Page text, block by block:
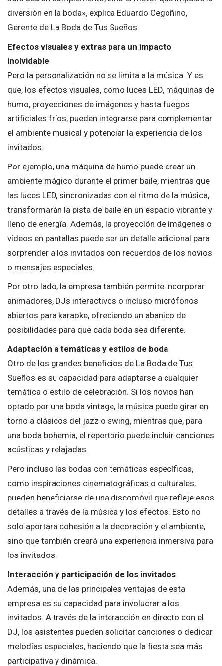
diversión en la boda», explica Eduardo Cegoñino,
Gerente de La Boda de Tus Sueños.
Efectos visuales y extras para un impacto
inolvidable
Pero la personalización no se limita a la música. Y es
que, los efectos visuales, como luces LED, máquinas de
humo, proyecciones de imágenes y hasta fuegos
artificiales fríos, pueden integrarse para complementar
el ambiente musical y potenciar la experiencia de los
invitados.
Por ejemplo, una máquina de humo puede crear un
ambiente mágico durante el primer baile, mientras que
las luces LED, sincronizadas con el ritmo de la música,
transformarán la pista de baile en un espacio vibrante y
lleno de energía. Además, la proyección de imágenes o
vídeos en pantallas puede ser un detalle adicional para
sorprender a los invitados con recuerdos de los novios
o mensajes especiales.
Por otro lado, la empresa también permite incorporar
animadores, DJs interactivos o incluso micrófonos
abiertos para karaoke, ofreciendo un abanico de
posibilidades para que cada boda sea diferente.
Adaptación a temáticas y estilos de boda
Otro de los grandes beneficios de La Boda de Tus
Sueños es su capacidad para adaptarse a cualquier
temática o estilo de celebración. Si los novios han
optado por una boda vintage, la música puede girar en
torno a clásicos del jazz o swing, mientras que, para
una boda bohemia, el repertorio puede incluir canciones
acústicas y relajadas.
Pero incluso las bodas con temáticas específicas,
como inspiraciones cinematográficas o culturales,
pueden beneficiarse de una discomóvil que refleje esos
detalles a través de la música y los efectos. Esto no
solo aportará cohesión a la decoración y el ambiente,
sino que también creará una experiencia inmersiva para
los invitados.
Interacción y participación de los invitados
Además, una de las principales ventajas de esta
empresa es su capacidad para involucrar a los
invitados. A través de la interacción en directo con el
DJ, los asistentes pueden solicitar canciones o dedicar
melodías especiales, haciendo que la fiesta sea más
participativa y dinámica.